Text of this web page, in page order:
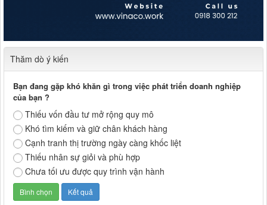
Thăm dò ý kiến
Bạn đang gặp khó khăn gì trong việc phát triển doanh nghiệp
của bạn ?
Thiếu vốn đầu tư mở rộng quy mô
Khó tìm kiếm và giữ chân khách hàng
Cạnh tranh thị trường ngày càng khốc liệt
Thiếu nhân sự giỏi và phù hợp
Chưa tối ưu được quy trình vận hành